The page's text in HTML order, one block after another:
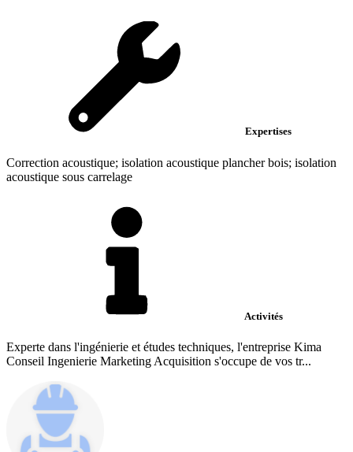
Expertises
Correction acoustique; isolation acoustique plancher bois; isolation
acoustique sous carrelage
Activités
Experte dans l'ingénierie et études techniques, l'entreprise Kima
Conseil Ingenierie Marketing Acquisition s'occupe de vos tr...